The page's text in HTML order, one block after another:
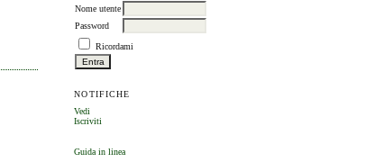
Nome utente
Password
Ricordami
NOTIFICHE
Vedi
Iscriviti
Guida in linea